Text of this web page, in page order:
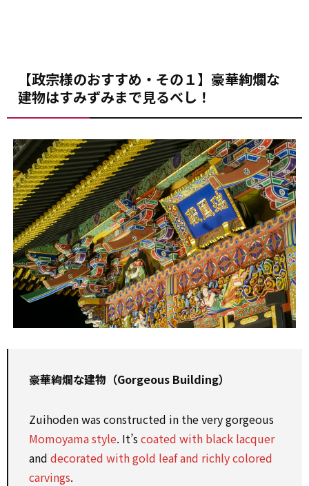
【政宗様のおすすめ・その１】豪華絢爛な
建物はすみずみまで見るべし！
豪華絢爛な建物（Gorgeous Building）
Zuihoden was constructed in the very gorgeous
Momoyama style. It’s coated with black lacquer
and decorated with gold leaf and richly colored
carvings.